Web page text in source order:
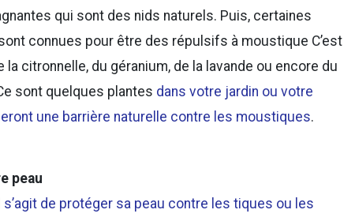
qui sont des nids naturels. Puis, certaines
connues pour être des répulsifs à moustique C’est
la citronnelle, du géranium, de la lavande ou encore du
sont quelques plantes dans votre jardin ou votre
une barrière naturelle contre les moustiques.
peau
s’agit de protéger sa peau contre les tiques ou les